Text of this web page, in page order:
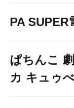
PA
ぱちんこ
カ キュゥ